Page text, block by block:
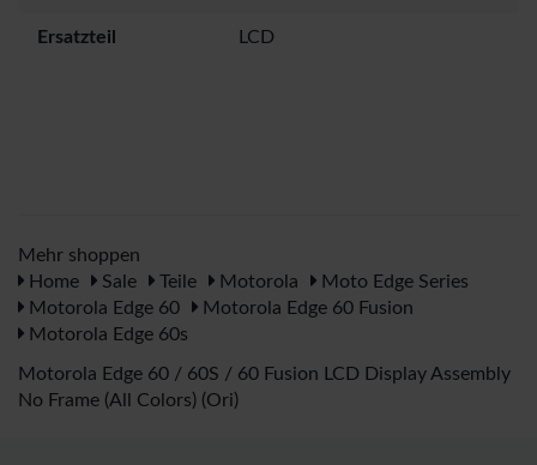
Ersatzteil LCD
Mehr shoppen
Home
Sale Teile Motorola
Moto Edge Series
Motorola Edge 60
Motorola Edge 60 Fusion
Motorola Edge 60s
Motorola Edge 60 / 60S / 60 Fusion LCD Display Assembly
No Frame (All Colors) (Ori)